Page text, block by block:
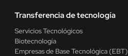
Transferencia de tecnología
Servicios Tecnológicos
Biotecnología
Empresas de Base Tecnológica (EBT)